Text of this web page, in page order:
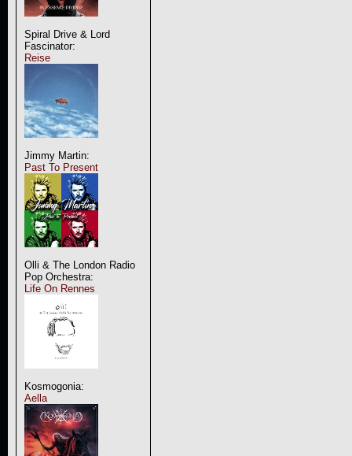
Spiral Drive & Lord
Fascinator:
Reise
Jimmy Martin:
Past To Present
Olli & The London Radio
Pop Orchestra:
Life On Rennes
Kosmogonia:
Aella